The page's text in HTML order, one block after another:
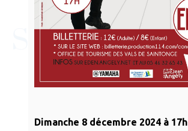
Dimanche 8 décembre 2024 à 17h